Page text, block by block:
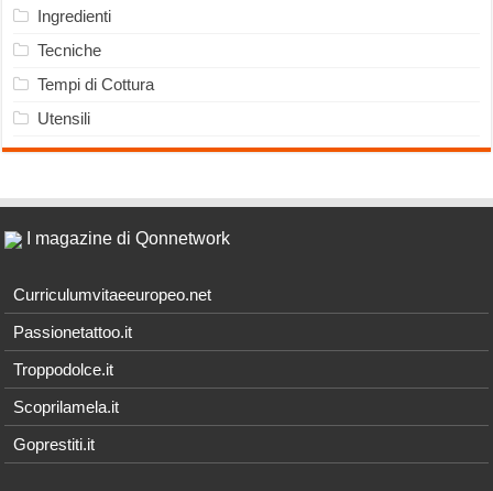
Ingredienti
Tecniche
Tempi di Cottura
Utensili
I magazine di Qonnetwork
Curriculumvitaeeuropeo.net
Passionetattoo.it
Troppodolce.it
Scoprilamela.it
Goprestiti.it